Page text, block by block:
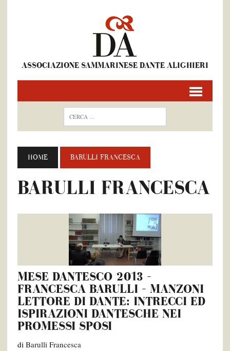
ASSOCIAZIONE SAMMARINESE DANTE ALIGHIERI
HOME BARULLI FRANCESCA
BARULLI FRANCESCA
MESE DANTESCO 2013 –
FRANCESCA BARULLI – MANZONI
LETTORE DI DANTE: INTRECCI ED
ISPIRAZIONI DANTESCHE NEI
PROMESSI SPOSI
di Barulli Francesca